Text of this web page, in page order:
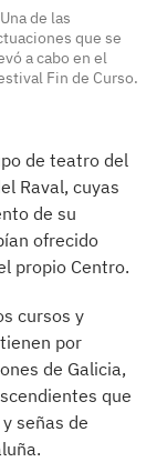
Una de las
que se
a cabo en el
Fin de Curso.
de teatro del
Raval, cuyas
de su
ofrecido
propio Centro.
cursos y
por
de Galicia,
que
señas de